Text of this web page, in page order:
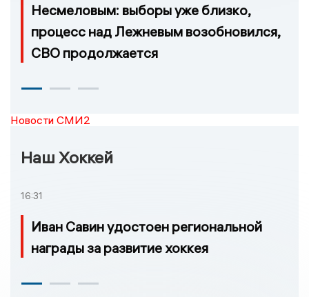
Несмеловым: выборы уже близко,
процесс над Лежневым возобновился,
СВО продолжается
Новости СМИ2
Наш Хоккей
16:31
Иван Савин удостоен региональной
награды за развитие хоккея